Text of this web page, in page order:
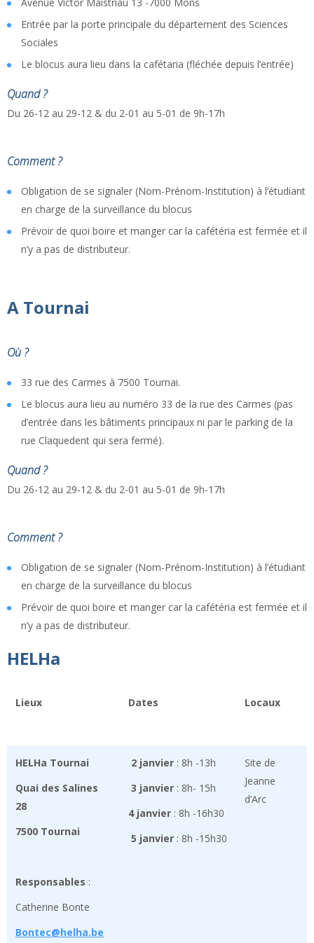
Entrée par la porte principale du département des Sciences
Sociales
Le blocus aura lieu dans la cafétaria (fléchée depuis l’entrée)
Quand ?
Du 26-12 au 29-12 & du 2-01 au 5-01 de 9h-17h
Comment ?
Obligation de se signaler (Nom-Prénom-Institution) à l’étudiant
en charge de la surveillance du blocus
Prévoir de quoi boire et manger car la cafétéria est fermée et il
n’y a pas de distributeur.
A Tournai
Où ?
33 rue des Carmes à 7500 Tournai.
Le blocus aura lieu au numéro 33 de la rue des Carmes (pas
d’entrée dans les bâtiments principaux ni par le parking de la
rue Claquedent qui sera fermé).
Quand ?
Du 26-12 au 29-12 & du 2-01 au 5-01 de 9h-17h
Comment ?
Obligation de se signaler (Nom-Prénom-Institution) à l’étudiant
en charge de la surveillance du blocus
Prévoir de quoi boire et manger car la cafétéria est fermée et il
n’y a pas de distributeur.
HELHa
Lieux Dates Locaux
HELHa Tournai
Quai des Salines
28
7500 Tournai
Responsables :
Catherine Bonte
Bontec@helha.be
2 janvier : 8h -13h
3 janvier : 8h- 15h
4 janvier : 8h -16h30
5 janvier : 8h -15h30
Site de
Jeanne
d’Arc